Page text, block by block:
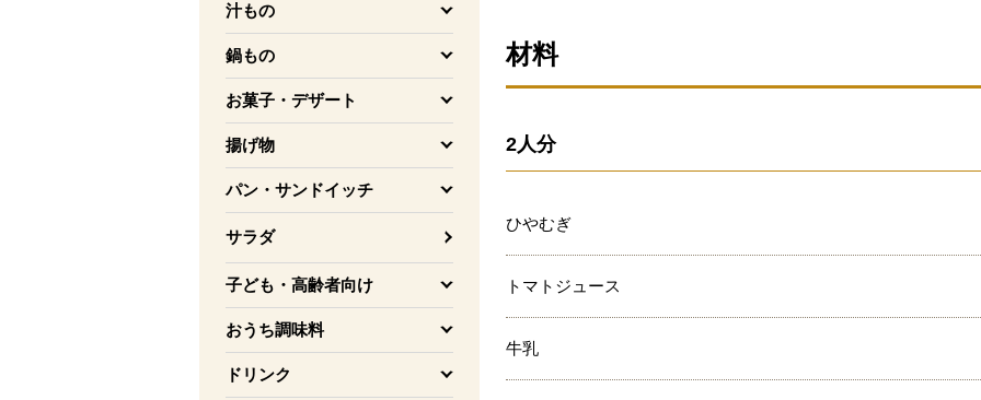
汁もの
を開く
鍋もの
を開く
お菓子・デザート
を開く
揚げ物
を開く
パン・サンドイッチ
を開く
サラダ
子ども・高齢者向け
を開く
おうち調味料
を開く
ドリンク
を開く
材料
2人分
ひやむぎ
トマトジュース
牛乳